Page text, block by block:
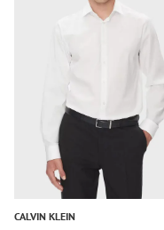
CALVIN KLEIN